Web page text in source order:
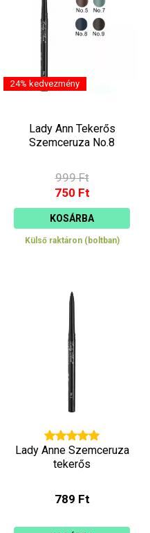
24% kedvezmény
Lady Ann Tekerős
Szemceruza No.8
999 Ft
750 Ft
KOSÁRBA
Külső raktáron (boltban)
Lady Anne Szemceruza
tekerős
789 Ft